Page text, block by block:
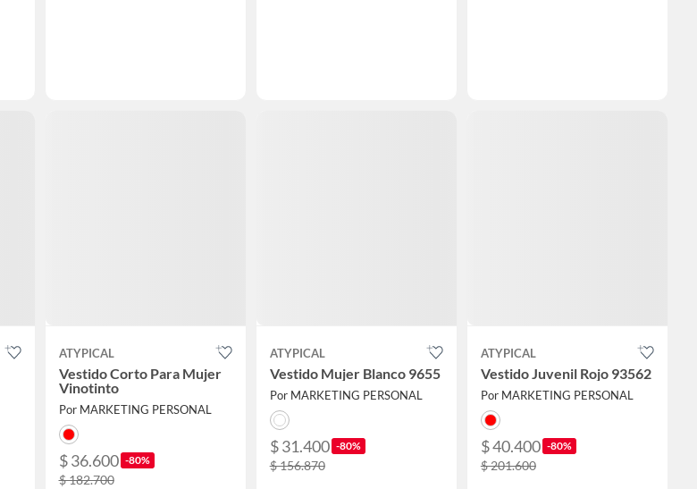
ATYPICAL
Vestido Corto Para Mujer
Vinotinto
Por MARKETING PERSONAL
$ 36.600 -80%
$ 182.700
ATYPICAL
Vestido Mujer Blanco 9655
Por MARKETING PERSONAL
$ 31.400 -80%
$ 156.870
ATYPICAL
Vestido Juvenil Rojo 93562
Por MARKETING PERSONAL
$ 40.400 -80%
$ 201.600